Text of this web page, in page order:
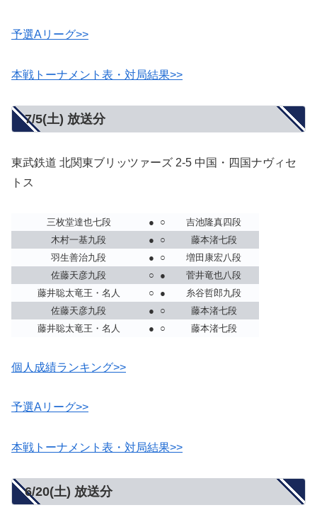
予選Aリーグ>>
本戦トーナメント表・対局結果>>
7/5(土) 放送分
東武鉄道 北関東ブリッツァーズ 2-5 中国・四国ナヴィセ
トス
三枚堂達也七段 ● ○
吉池隆真四段
木村一基九段
● ○
藤本渚七段
羽生善治九段
● ○
増田康宏八段
佐藤天彦九段
○ ●
菅井竜也八段
藤井聡太竜王・名人
○ ●
糸谷哲郎九段
佐藤天彦九段
● ○
藤本渚七段
藤井聡太竜王・名人
● ○ 藤本渚七段
個人成績ランキング>>
予選Aリーグ>>
本戦トーナメント表・対局結果>>
6/20(土) 放送分